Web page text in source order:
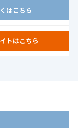
はこちら
トはこちら